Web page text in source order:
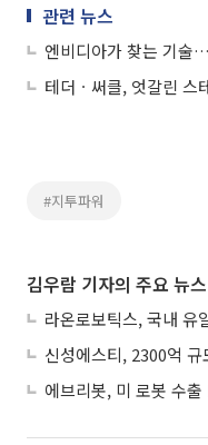
관련 뉴스
테더ㆍ써클, 엇갈린 스
#지투파워
김우람 기자의 주요 뉴스